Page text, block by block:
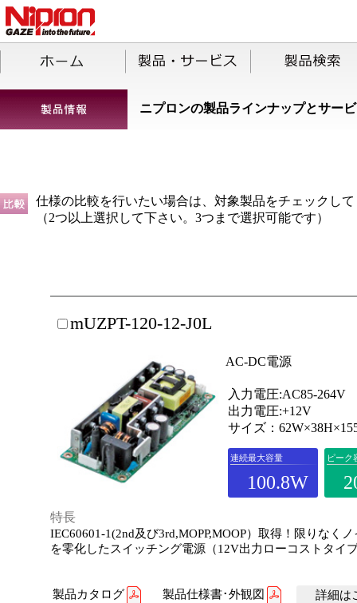
ニプロンの製品ラインナップとサー
仕様の比較を行いたい場合は、対象製品をチェックし
（2つ以上選択して下さい。3つまで選択可能です）
mUZPT-120-12-J0L
AC-DC電源
入力電圧:AC85-264V
出力電圧:+12V
サイズ：
連続最大容量
100.8W
ピーク
特長
IEC60601-1(2nd及び3rd,MOPP,MOOP）取得！限りなく
を零化したスイッチング電源（12V出力ローコストタイ
製品カタログ 製品仕様書･外観図 詳細は